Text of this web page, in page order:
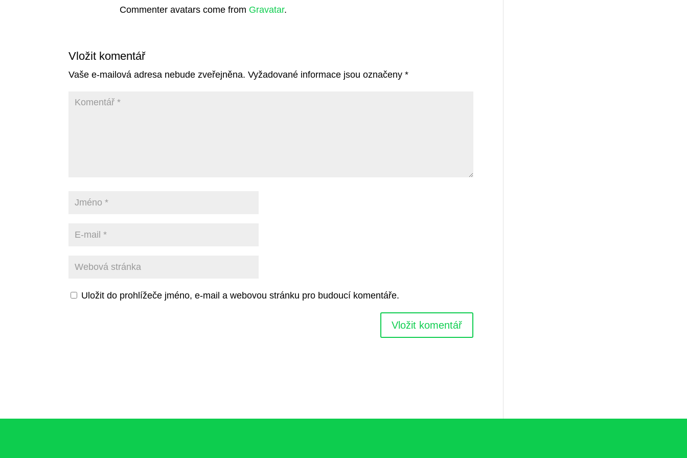
Commenter avatars come from Gravatar.
Vložit komentář
Vaše e-mailová adresa nebude zveřejněna. Vyžadované informace jsou označeny*
Uložit do prohlížeče jméno, e-mail a webovou stránku pro budoucí komentáře.